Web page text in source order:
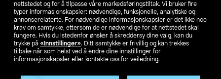
nettstedet og for å tilpasse våre markedsføringstiltak. Vi bruker fire
typer informasjonskapsler: nødvendige, funksjonelle, analytiske og
annonserelaterte. For nødvendige informasjonskapsler er det ikke noe
krav om samtykke, ettersom de er nødvendige for at nettstedet skal
fungere. Hvis du istedenfor ønsker å skreddersy dine valg, kan du
trykke på «Innstillinger». Ditt samtykke er frivillig og kan trekkes
tilbake når som helst ved å endre dine innstillinger for
informasjonskapsler eller kontakte oss for veiledning.
SE NO FI